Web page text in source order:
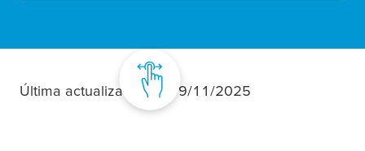
Última actualización el 19/11/2025